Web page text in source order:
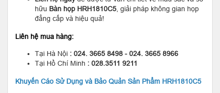
hữu Bàn họp HRH1810C5 , giải pháp không gian họp
đẳng cấp và hiệu quả!
Liên hệ mua hàng:
Tại Hà Nội : 024. 3665 8498 - 024. 3665 8966
Tại Hồ Chí Minh : 028.3511 9211
Khuyến Cáo Sử Dụng và Bảo Quản Sản Phẩm HRH1810C5